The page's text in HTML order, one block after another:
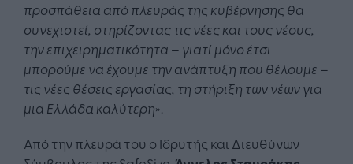
προσπάθεια από πλευράς της κυβέρνησης θα
συνεχιστεί, στηρίζοντας τις νέες και τους νέους,
την επιχειρηματικότητα – γιατί μόνο έτσι
μπορούμε να έχουμε την ανάπτυξη που θέλουμε –
τις νέες θέσεις εργασίας, τη στήριξη των νέων για
μια Ελλάδα καλύτερη».
Από την πλευρά του ο Ιδρυτής και Διευθύνων